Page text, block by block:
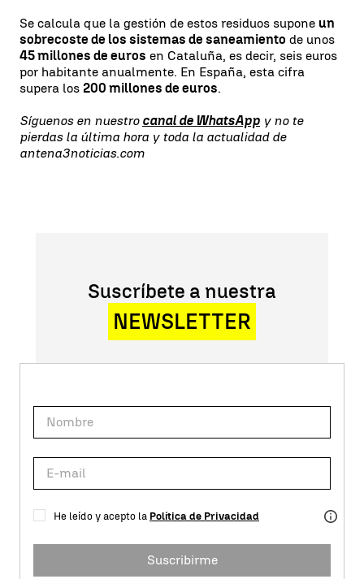
Se calcula que la gestión de estos residuos supone un
sobrecoste de los sistemas de saneamiento de unos
45 millones de euros en Cataluña, es decir, seis euros
por habitante anualmente. En España, esta cifra
supera los 200 millones de euros.
Síguenos en nuestro canal de WhatsApp y no te
pierdas la última hora y toda la actualidad de
antena3noticias.com
Suscríbete a nuestra
NEWSLETTER
He leído y acepto la Política de Privacidad
Suscribirme